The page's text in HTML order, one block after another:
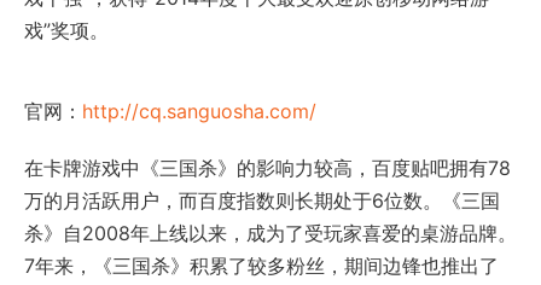
戏”奖项。
官网： http://cq.sanguosha.com/
在卡牌游戏中《三国杀》的影响力较高，百度贴吧拥有78
万的月活跃用户，而百度指数则长期处于6位数。《三国
杀》自2008年上线以来，成为了受玩家喜爱的桌游品牌。
7年来，《三国杀》积累了较多粉丝，期间边锋也推出了